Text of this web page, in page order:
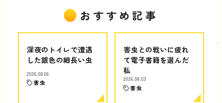
おすすめ記事
深夜のトイレで遭遇
した銀色の細長い虫
2026.08.06
害虫
害虫との戦いに疲れ
て電子書籍を選んだ
私
2026.08.03
害虫